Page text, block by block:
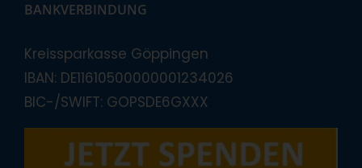
BANKVERBINDUNG
Kreissparkasse Göppingen
IBAN: DE11610500000001234026
BIC-/SWIFT: GOPSDE6GXXX